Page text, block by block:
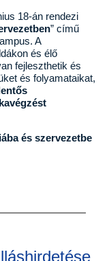
18-án rendezi
” című
A
és élő
fejleszthetik és
és folyamataikat,
és szervezetbe